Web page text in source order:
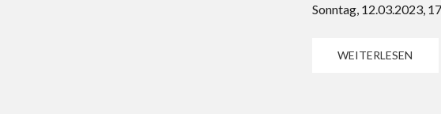
Sonntag, 12.03.2023,
WEITERLESEN